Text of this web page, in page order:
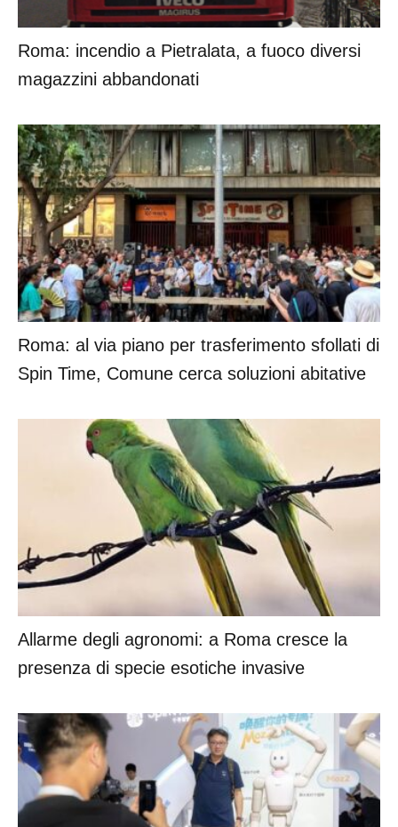
Roma: incendio a Pietralata, a fuoco diversi
magazzini abbandonati
Roma: al via piano per trasferimento sfollati di
Spin Time, Comune cerca soluzioni abitative
Allarme degli agronomi: a Roma cresce la
presenza di specie esotiche invasive